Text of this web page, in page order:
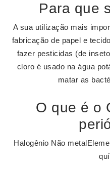
Para que
A sua utilização mais
fabricação de papel e
fazer pesticidas (de
cloro é usado na água
matar as
O que é o
Halogênio Não